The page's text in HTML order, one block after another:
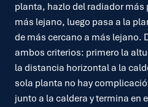
planta, hazlo del radiador más
más lejano, luego pasa a la
de más cercano a más lejano.
ambos criterios: primero la
la distancia horizontal a la
sola planta no hay
junto a la caldera y termina en